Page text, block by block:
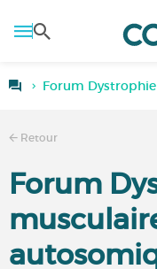
Forum
Retour
Forum